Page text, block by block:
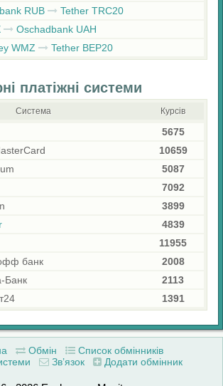
RUB
Tether TRC20
Oschadbank UAH
WMZ
Tether BEP20
платіжні системи
Система Курсів
5675
10659
5087
7092
3899
4839
11955
банк 2008
Банк 2113
1391
Обмін
Список обмінників
Зв’язок Додати обмінник